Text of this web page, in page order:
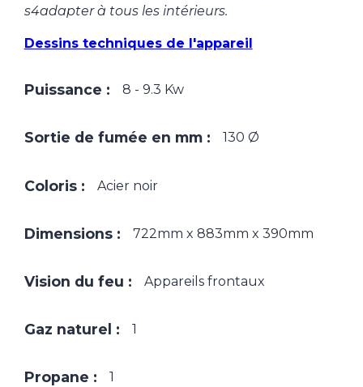
s4adapter à tous les intérieurs.
Dessins techniques de l'appareil
Puissance : 8 - 9.3 Kw
Sortie de fumée en mm : 130 Ø
Coloris : Acier noir
Dimensions : 722mm x 883mm x 390mm
Vision du feu : Appareils frontaux
Gaz naturel : 1
Propane : 1